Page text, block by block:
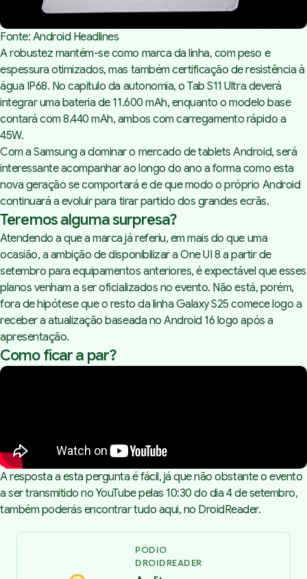
Fonte: Android Headlines
A robustez mantém-se como marca da linha, com peso e
espessura otimizados, mas também certificação de resistência à
água IP68. No capítulo da autonomia, o Tab S11 Ultra deverá
integrar uma bateria de 11.600 mAh, enquanto o modelo base
contará com 8.440 mAh, ambos com carregamento rápido a
45W.
Com a Samsung a dominar o mercado de tablets Android, será
interessante acompanhar ao longo do ano a forma como esta
nova geração se comportará e de que modo o próprio Android
continuará a evoluir para tirar partido dos grandes ecrãs.
Teremos alguma surpresa?
Atendendo a que a marca já referiu, em mais do que uma
ocasião, a ambição de disponibilizar a One UI 8 a partir de
setembro para equipamentos anteriores, é expectável que esses
planos venham a ser oficializados no evento. Não está, porém,
fora de hipótese que o resto da linha Galaxy S25 comece logo a
receber a atualização baseada no Android 16 logo após a
apresentação.
Como ficar a par?
A resposta a esta pergunta é fácil, já que não obstante o evento
a ser transmitido no YouTube pelas 10:30 do dia 4 de setembro,
também poderás encontrar tudo aqui, no DroidReader.
PÓDIO
DROIDREADER